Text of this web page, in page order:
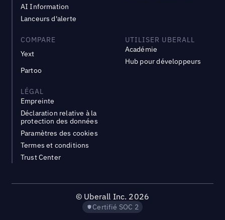
AI Information
Lanceurs d'alerte
COMPARE
Yext
Partoo
UTILISER UBERALL
Académie
Hub pour développeurs
LÉGAL
Empreinte
Déclaration relative à la
protection des données
Paramètres des cookies
Termes et conditions
Trust Center
© Uberall Inc. 2026
Certifié SOC 2